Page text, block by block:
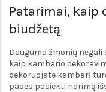
Patarimai, kaip
biudžetą
Dauguma žmonių
kaip kambario
dekoruojate kambarį
padės pasiekti norimą